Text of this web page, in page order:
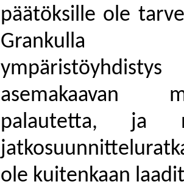
päätöksille ole
Grankulla
asemakaavan
palautetta, ja
ole kuitenkaan